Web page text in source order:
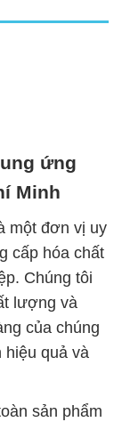
ứng
Minh
một đơn vị uy
cấp hóa chất
Chúng tôi
lượng và
của chúng
hiệu quả và
sản phẩm